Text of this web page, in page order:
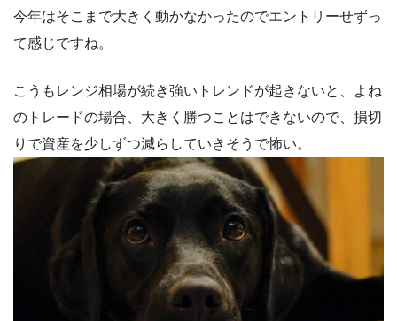
今年はそこまで大きく動かなかったのでエントリーせずっ
て感じですね。
こうもレンジ相場が続き強いトレンドが起きないと、よね
のトレードの場合、大きく勝つことはできないので、損切
りで資産を少しずつ減らしていきそうで怖い。